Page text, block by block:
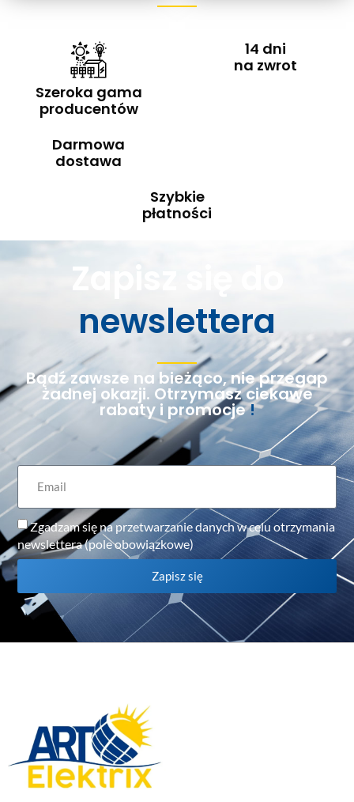
Szeroka gama
producentów
14 dni
na zwrot
Darmowa
dostawa
Szybkie
płatności
Zapisz się do
newslettera
Bądź zawsze na bieżąco, nie przegap
żadnej okazji. Otrzymasz ciekawe
rabaty i promocje!
Zgadzam się na przetwarzanie danych w celu otrzymania
newslettera (pole obowiązkowe)
Zapisz się